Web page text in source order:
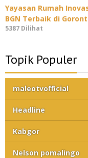
Yayasan Rumah
BGN Terbaik di
5387 Dilihat
Topik Populer
maleotvofficial
Headline
Kabgor
Nelson pomalingo